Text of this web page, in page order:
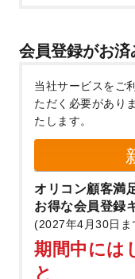
会員登録がお済
当社サービスをご
ただく必要があり
たします。
オリコン顧客満
お得な会員登録
(2027年4月30日ま
期間中には
と